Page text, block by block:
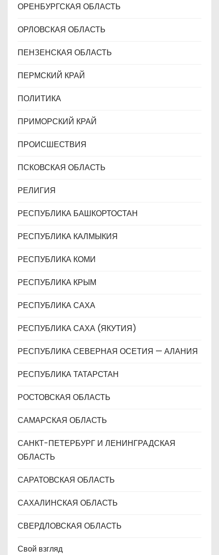
ОРЕНБУРГСКАЯ ОБЛАСТЬ
ОРЛОВСКАЯ ОБЛАСТЬ
ПЕНЗЕНСКАЯ ОБЛАСТЬ
ПЕРМСКИЙ КРАЙ
ПОЛИТИКА
ПРИМОРСКИЙ КРАЙ
ПРОИСШЕСТВИЯ
ПСКОВСКАЯ ОБЛАСТЬ
РЕЛИГИЯ
РЕСПУБЛИКА БАШКОРТОСТАН
РЕСПУБЛИКА КАЛМЫКИЯ
РЕСПУБЛИКА КОМИ
РЕСПУБЛИКА КРЫМ
РЕСПУБЛИКА САХА
РЕСПУБЛИКА САХА (ЯКУТИЯ)
РЕСПУБЛИКА СЕВЕРНАЯ ОСЕТИЯ — АЛАНИЯ
РЕСПУБЛИКА ТАТАРСТАН
РОСТОВСКАЯ ОБЛАСТЬ
САМАРСКАЯ ОБЛАСТЬ
САНКТ-ПЕТЕРБУРГ И ЛЕНИНГРАДСКАЯ
ОБЛАСТЬ
САРАТОВСКАЯ ОБЛАСТЬ
САХАЛИНСКАЯ ОБЛАСТЬ
СВЕРДЛОВСКАЯ ОБЛАСТЬ
Свой взгляд